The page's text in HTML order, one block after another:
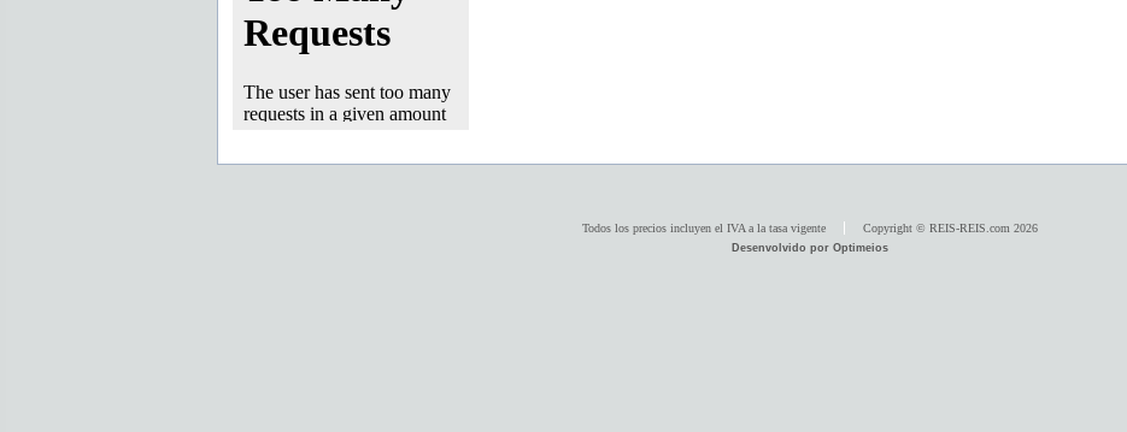
Todos los precios incluyen el IVA a la tasa vigente Copyright © REIS-REIS.com 2026
Desenvolvido por Optimeios